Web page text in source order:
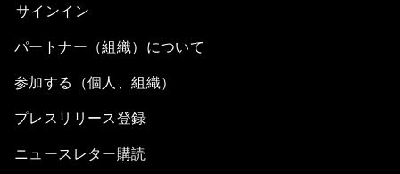
サインイン
パートナー（組織）について
参加する（個人、組織）
プレスリリース登録
ニュースレター購読